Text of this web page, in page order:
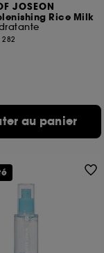
JOSEON
Rice Milk
282
au panier